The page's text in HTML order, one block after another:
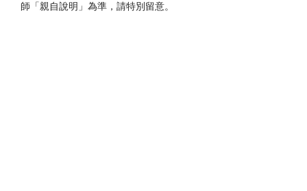
師「親自說明」為準，請特別留意。